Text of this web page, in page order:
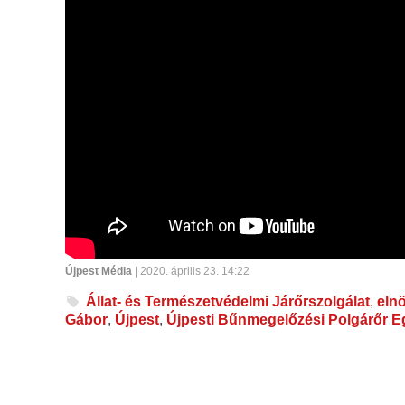
Újpest Média | 2020. április 23. 14:22
Állat- és Természetvédelmi Járőrszolgálat,
Gábor, Újpest, Újpesti Bűnmegelőzési Polgárőr